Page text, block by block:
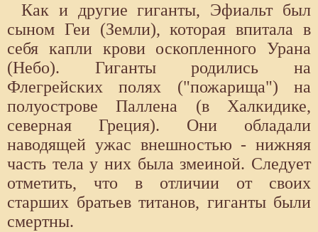
Как и другие гиганты, Эфиальт был
сыном Геи (Земли), которая впитала в
себя капли крови оскопленного Урана
(Небо). Гиганты родились на
Флегрейских полях ("пожарища") на
полуострове Паллена (в Халкидике,
северная Греция). Они обладали
наводящей ужас внешностью - нижняя
часть тела у них была змеиной. Следует
отметить, что в отличии от своих
старших братьев титанов, гиганты были
смертны.